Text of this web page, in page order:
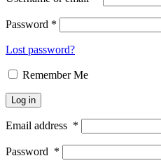
Password *
Lost password?
Remember Me
Log in
Email address *
Password *